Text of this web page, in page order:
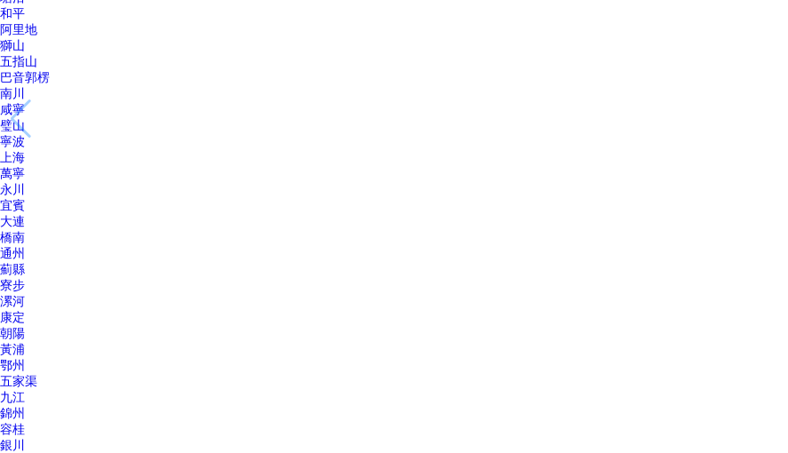
和平
阿里地
獅山
五指山
巴音郭楞
南川
咸寧
璧山
寧波
上海
萬寧
永川
宜賓
大連
橋南
通州
薊縣
寮步
漯河
康定
朝陽
黃浦
鄂州
五家渠
九江
錦州
容桂
銀川